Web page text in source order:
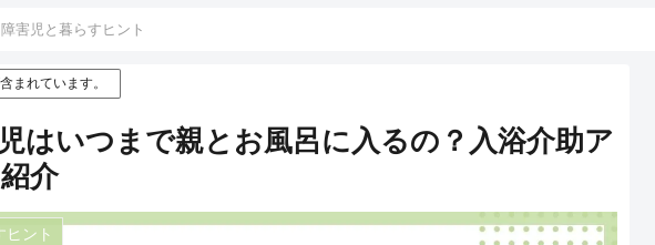
障害児と暮らすヒント
まれています。
はいつまで親とお風呂に入るの？入浴介助ア
介
ヒント